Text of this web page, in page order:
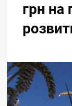
грн на